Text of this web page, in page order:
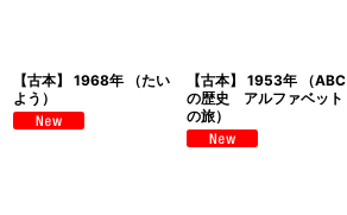
【古本】 1968年 （たい
よう）
【古本】 1953年 （ABC
の歴史 アルファベット
の旅）